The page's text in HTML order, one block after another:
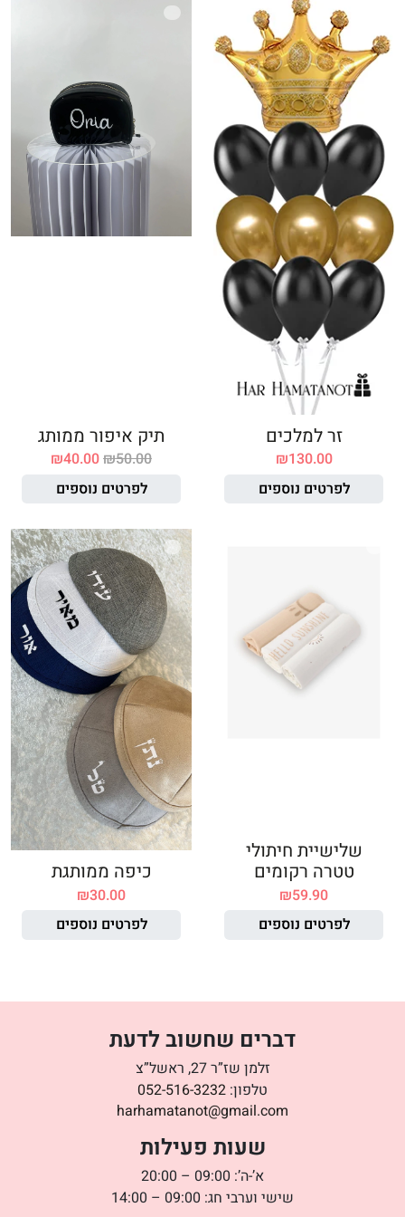
זר למלכים
₪130.00
לפרטים נוספים
תיק איפור ממותג
₪50.00
₪40.00
לפרטים נוספים
שלישיית חיתולי
טטרה רקומים
₪59.90
לפרטים נוספים
כיפה ממותגת
₪30.00
לפרטים נוספים
דברים שחשוב לדעת
זלמן שז”ר 27, ראשל”צ
טלפון: 052-516-3232
harhamatanot@gmail.com
שעות פעילות
א’-ה’: 09:00 – 20:00
שישי וערבי חג: 09:00 – 14:00